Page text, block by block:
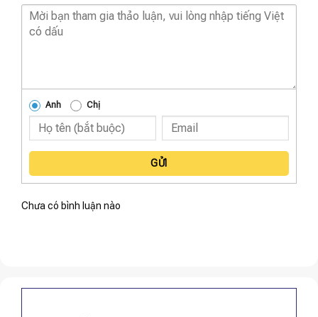
Anh Chị
GỬI
Chưa có bình luận nào